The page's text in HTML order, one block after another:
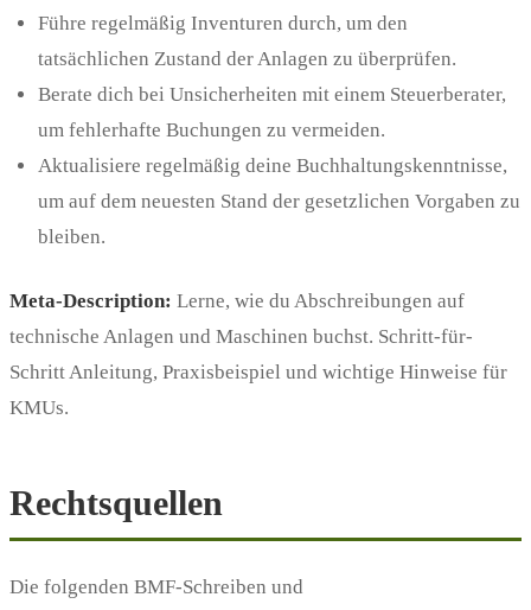
Führe regelmäßig Inventuren durch, um den
tatsächlichen Zustand der Anlagen zu überprüfen.
Berate dich bei Unsicherheiten mit einem Steuerberater,
um fehlerhafte Buchungen zu vermeiden.
Aktualisiere regelmäßig deine Buchhaltungskenntnisse,
um auf dem neuesten Stand der gesetzlichen Vorgaben zu
bleiben.
Meta-Description: Lerne, wie du Abschreibungen auf
technische Anlagen und Maschinen buchst. Schritt-für-
Schritt Anleitung, Praxisbeispiel und wichtige Hinweise für
KMUs.
Rechtsquellen
Die folgenden BMF-Schreiben und